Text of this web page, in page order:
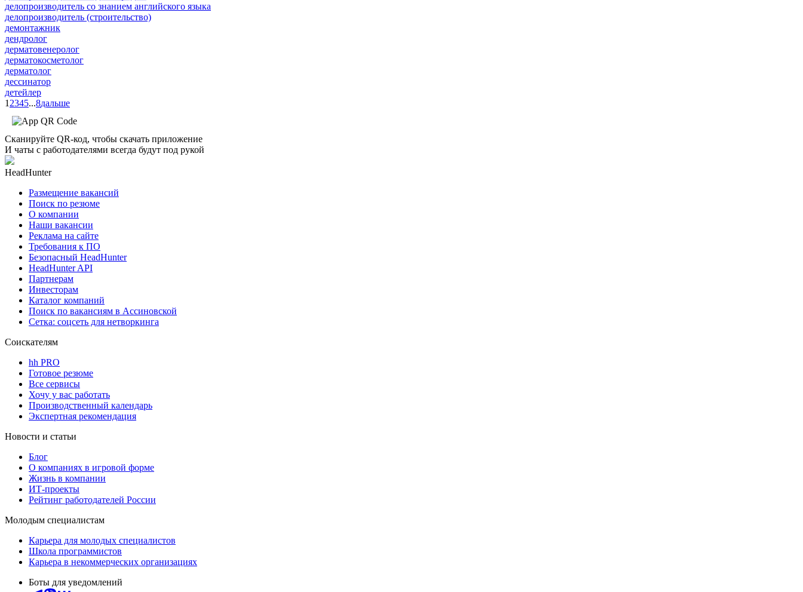
делопроизводитель со знанием английского языка
делопроизводитель (строительство)
демонтажник
дендролог
дерматовенеролог
дерматокосметолог
дерматолог
дессинатор
детейлер
1 2345...8дальше
Сканируйте QR-код, чтобы скачать приложение
И чаты с работодателями всегда будут под рукой
HeadHunter
Размещение вакансий
Поиск по резюме
О компании
Наши вакансии
Реклама на сайте
Требования к ПО
Безопасный HeadHunter
HeadHunter API
Партнерам
Инвесторам
Каталог компаний
Поиск по вакансиям в Ассиновской
Сетка: соцсеть для нетворкинга
Соискателям
hh PRO
Готовое резюме
Все сервисы
Хочу у вас работать
Производственный календарь
Экспертная рекомендация
Новости и статьи
Блог
О компаниях в игровой форме
Жизнь в компании
ИТ-проекты
Рейтинг работодателей России
Молодым специалистам
Карьера для молодых специалистов
Школа программистов
Карьера в некоммерческих организациях
Боты для уведомлений